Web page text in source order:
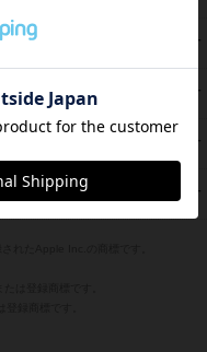
PT
PT
PT
42 PT